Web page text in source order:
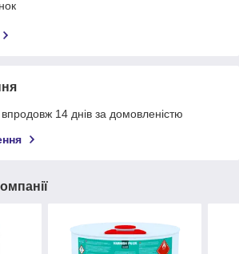
14 днів за домовленістю